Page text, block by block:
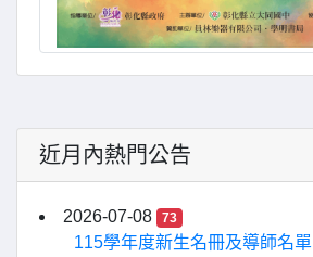
近月內熱門公告
2026-07-08 73
115學年度新生名冊及導師名單